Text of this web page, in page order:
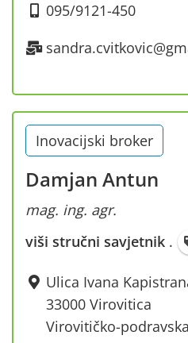
095/9121-450
Inovacijski broker
Damjan Antun
mag. ing. agr.
viši stručni savjetnik ·
Ulica Ivana
33000 Virovitica
Virovitičko-